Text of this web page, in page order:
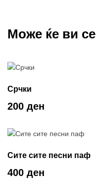
Може ќе ви
Срчки
200 ден
Сите сите песни паф
400 ден